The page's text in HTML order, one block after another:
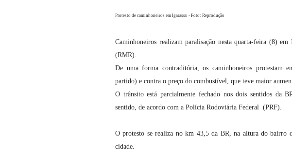
Protesto de caminhoneiros em Igarassu - Foto: Reprodução
Caminhoneiros realizam paralisação nesta quarta-feira (8)
(RMR).
De uma forma contraditória, os caminhoneiros protestam
partido) e contra o preço do combustível, que teve maior
O trânsito está parcialmente fechado nos dois sentidos da
sentido, de acordo com a Polícia Rodoviária Federal (PRF).
O protesto se realiza no km 43,5 da BR, na altura do bairro
cidade.